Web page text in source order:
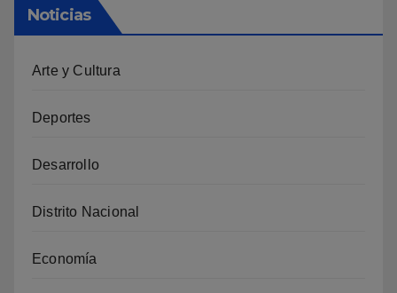
Noticias
Arte y Cultura
Deportes
Desarrollo
Distrito Nacional
Economía